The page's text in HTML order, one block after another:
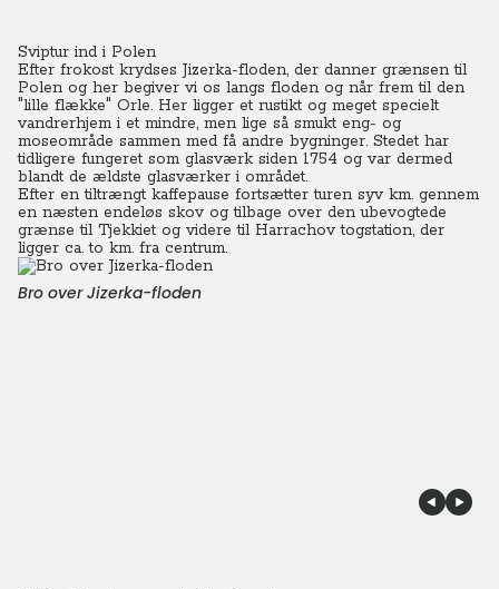
Sviptur ind i Polen
Efter frokost krydses Jizerka-floden, der danner grænsen til
Polen og her begiver vi os langs floden og når frem til den
"lille flække" Orle. Her ligger et rustikt og meget specielt
vandrerhjem i et mindre, men lige så smukt eng- og
moseområde sammen med få andre bygninger. Stedet har
tidligere fungeret som glasværk siden 1754 og var dermed
blandt de ældste glasværker i området.
Efter en tiltrængt kaffepause fortsætter turen syv km. gennem
en næsten endeløs skov og tilbage over den ubevogtede
grænse til Tjekkiet og videre til Harrachov togstation, der
ligger ca. to km. fra centrum.
Bro over Jizerka-floden